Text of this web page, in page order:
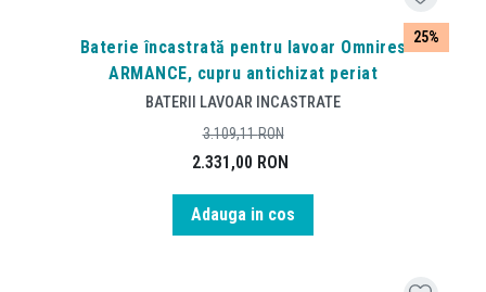
25%
Baterie încastrată pentru lavoar Omnires
ARMANCE, cupru antichizat periat
BATERII LAVOAR INCASTRATE
2.331,00 RON
3.109,11RON
Adauga in cos